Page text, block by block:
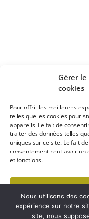
Gérer
cookies
Pour offrir les meilleures
telles que les cookies pour
appareils. Le fait de
traiter des données telles
uniques sur ce site. Le fait
consentement peut avoir
et fonctions.
Nous utilisons des
expérience sur notre
site, nous